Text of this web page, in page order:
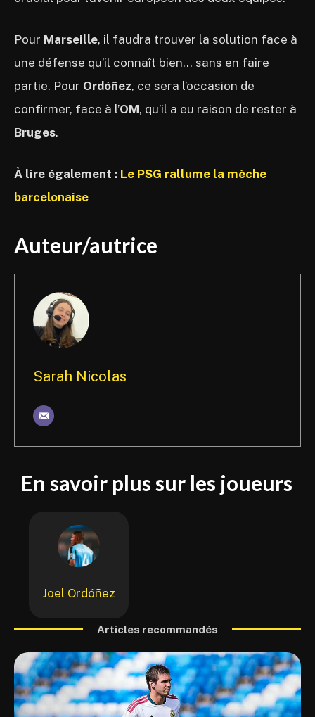
Pour Marseille, il faudra trouver la solution face à
une défense qu’il connaît bien… sans en faire
partie. Pour Ordóñez, ce sera l’occasion de
confirmer, face à l’OM, qu’il a eu raison de rester à
Bruges.
À lire également : Le PSG rallume la mèche
barcelonaise
Auteur/autrice
Sarah Nicolas
En savoir plus sur les joueurs
Joel Ordóñez
Articles recommandés